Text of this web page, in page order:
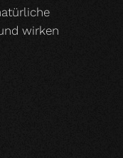
wirken